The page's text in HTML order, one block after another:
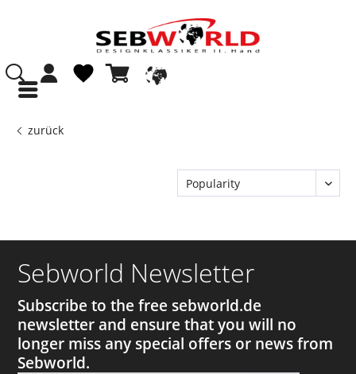
zurück
Sebworld Newsletter
Subscribe to the free sebworld.de
newsletter and ensure that you will no
longer miss any special offers or news from
Sebworld.